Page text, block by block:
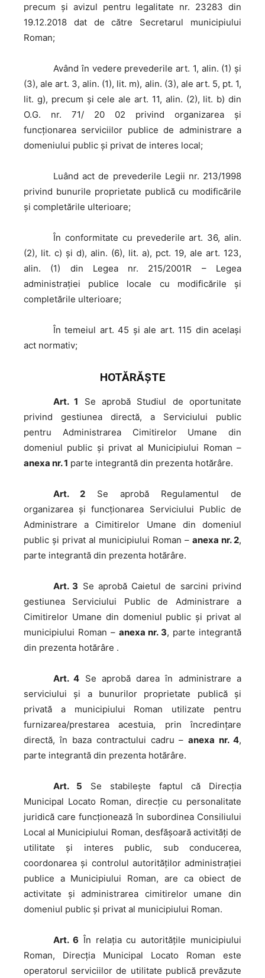
precum şi avizul pentru legalitate nr. 23283 din
19.12.2018 dat de către Secretarul municipiului
Roman;
Având în vedere prevederile art. 1, alin. (1) și
(3), ale art. 3, alin. (1), lit. m), alin. (3), ale art. 5, pt. 1,
lit. g), precum și cele ale art. 11, alin. (2), lit. b) din
O.G. nr. 71/ 20 02 privind organizarea şi
funcţionarea serviciilor publice de administrare a
domeniului public şi privat de interes local;
Luând act de prevederile Legii nr. 213/1998
privind bunurile proprietate publică cu modificările
și completările ulterioare;
În conformitate cu prevederile art. 36, alin.
(2), lit. c) și d), alin. (6), lit. a), pct. 19, ale art. 123,
alin. (1) din Legea nr. 215/2001R – Legea
administrației publice locale cu modificările şi
completările ulterioare;
În temeiul art. 45 şi ale art. 115 din același
act normativ;
HOTĂRĂŞTE
Art. 1 Se aprobă Studiul de oportunitate
privind gestiunea directă, a Serviciului public
pentru Administrarea Cimitirelor Umane din
domeniul public și privat al Municipiului Roman –
anexa nr. 1 parte integrantă din prezenta hotărâre.
Art. 2 Se aprobă Regulamentul de
organizarea și funcționarea Serviciului Public de
Administrare a Cimitirelor Umane din domeniul
public și privat al municipiului Roman – anexa nr. 2,
parte integrantă din prezenta hotărâre.
Art. 3 Se aprobă Caietul de sarcini privind
gestiunea Serviciului Public de Administrare a
Cimitirelor Umane din domeniul public și privat al
municipiului Roman – anexa nr. 3, parte integrantă
din prezenta hotărâre .
Art. 4 Se aprobă darea în administrare a
serviciului și a bunurilor proprietate publică și
privată a municipiului Roman utilizate pentru
furnizarea/prestarea acestuia, prin încredințare
directă, în baza contractului cadru –anexa nr. 4,
parte integrantă din prezenta hotărâre.
Art. 5 Se stabilește faptul că Direcția
Municipal Locato Roman, direcție cu personalitate
juridică care funcționează în subordinea Consiliului
Local al Municipiului Roman, desfășoară activități de
utilitate și interes public, sub conducerea,
coordonarea și controlul autorităților administrației
publice a Municipiului Roman, are ca obiect de
activitate și administrarea cimitirelor umane din
domeniul public și privat al municipiului Roman.
Art. 6 În relația cu autoritățile municipiului
Roman, Direcția Municipal Locato Roman este
operatorul serviciilor de utilitate publică prevăzute